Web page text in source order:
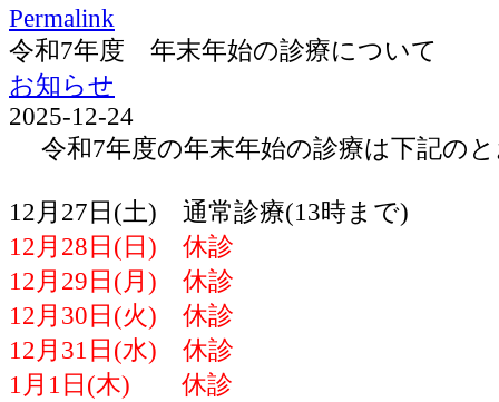
Permalink
令和7年度 年末年始の診療について
お知らせ
2025-12-24
令和7年度の年末年始の診療は下記の
12月27日(土) 通常診療(13時まで)
12月28日(日) 休診
12月29日(月) 休診
12月30日(火) 休診
12月31日(水) 休診
1月1日(木) 休診